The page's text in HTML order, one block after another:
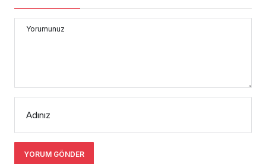
Yorumunuz
Adınız
YORUM GÖNDER